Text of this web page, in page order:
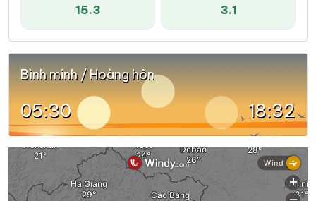
15.3 3.1
Bình minh / Hoàng hôn
05:30 18:32